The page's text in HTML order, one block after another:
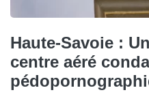
Haute-Savoie :
centre aéré